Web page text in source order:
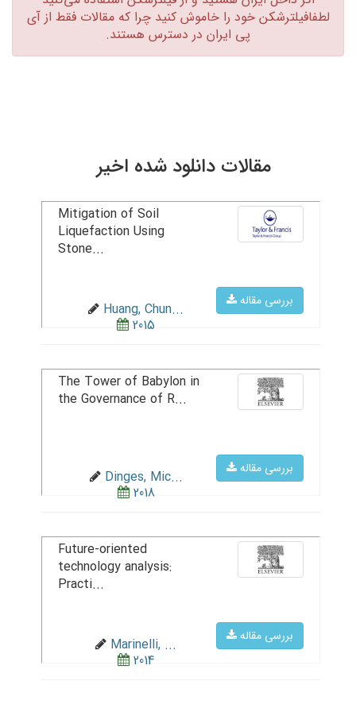
لطفافیلترشکن خود را خاموش کنید چرا که مقالات فقط از آی
پی ایران در دسترس هستند.‏
مقالات دانلود شده اخیر
بررسی مقاله
Mitigation of Soil
Liquefaction Using
Stone...
Huang, Chun...
2015
بررسی مقاله
The Tower of Babylon in
the Governance of R...
Dinges, Mic...
2018
بررسی مقاله
Future-oriented
technology analysis:
Practi...
Marinelli, ...
2014